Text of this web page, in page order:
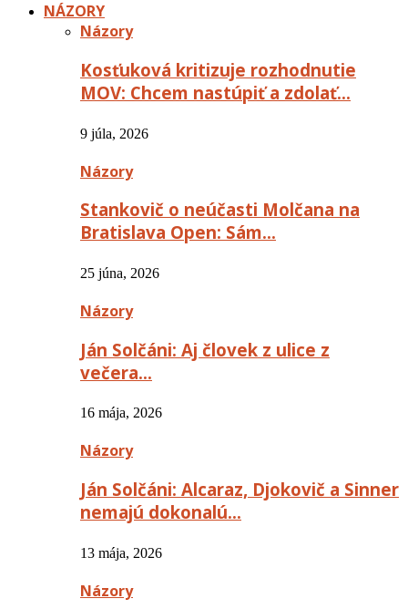
NÁZORY
Názory
Kosťuková kritizuje rozhodnutie
MOV: Chcem nastúpiť a zdolať…
9 júla, 2026
Názory
Stankovič o neúčasti Molčana na
Bratislava Open: Sám…
25 júna, 2026
Názory
Ján Solčáni: Aj človek z ulice z
večera…
16 mája, 2026
Názory
Ján Solčáni: Alcaraz, Djokovič a Sinner
nemajú dokonalú…
13 mája, 2026
Názory